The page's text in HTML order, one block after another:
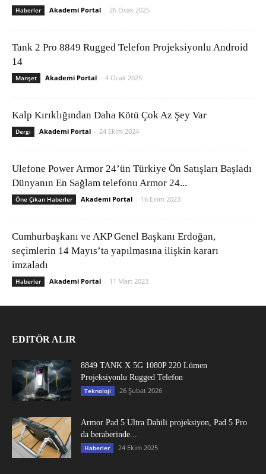
Haberler Akademi Portal - 26 Ocak 2025
Tank 2 Pro 8849 Rugged Telefon Projeksiyonlu Android
14
Manşet Akademi Portal - 4 Ocak 2025
Kalp Kırıklığından Daha Kötü Çok Az Şey Var
Dergi Akademi Portal - 24 Ekim 2024
Ulefone Power Armor 24’ün Türkiye Ön Satışları Başladı
Dünyanın En Sağlam telefonu Armor 24...
Öne Çıkan Haberler Akademi Portal - 16 Ekim 2023
Cumhurbaşkanı ve AKP Genel Başkanı Erdoğan,
seçimlerin 14 Mayıs’ta yapılmasına ilişkin kararı
imzaladı
Haberler Akademi Portal - 11 Mart 2023
EDITÖR ALIR
8849 TANK X 5G 1080P 220 Lümen
Projeksiyonlu Rugged Telefon
Teknoloji 26 Şubat 2026
Armor Pad 5 Ultra Dahili projeksiyon, Pad 5 Pro
da beraberinde...
Haberler 24 Ekim 2025